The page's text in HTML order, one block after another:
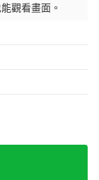
觀看畫面。